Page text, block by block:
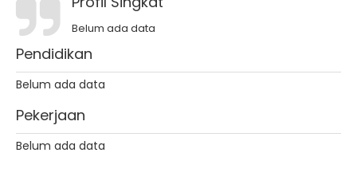
Belum ada data
Pendidikan
Belum ada data
Pekerjaan
Belum ada data